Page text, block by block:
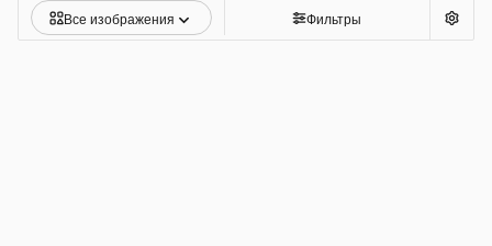
Все изображения Фильтры